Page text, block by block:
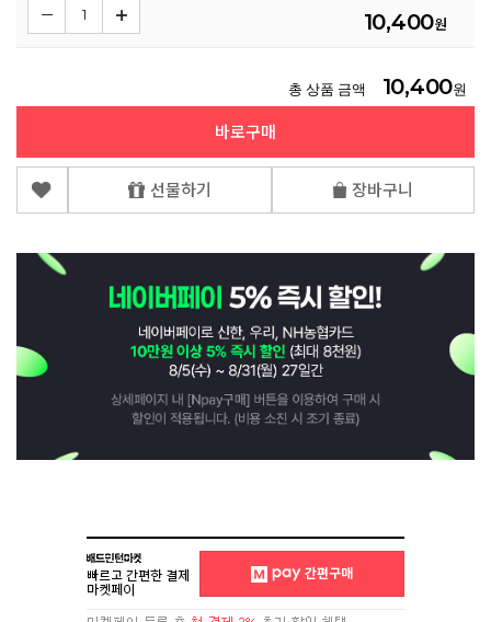
10,400원
총 상품 금액 10,400원
바로구매
선물하기 장바구니